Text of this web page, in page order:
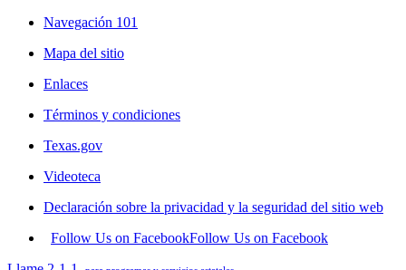
Navegación 101
Mapa del sitio
Enlaces
Términos y condiciones
Texas.gov
Videoteca
Declaración sobre la privacidad y la seguridad del sitio web
Follow Us on FacebookFollow Us on Facebook